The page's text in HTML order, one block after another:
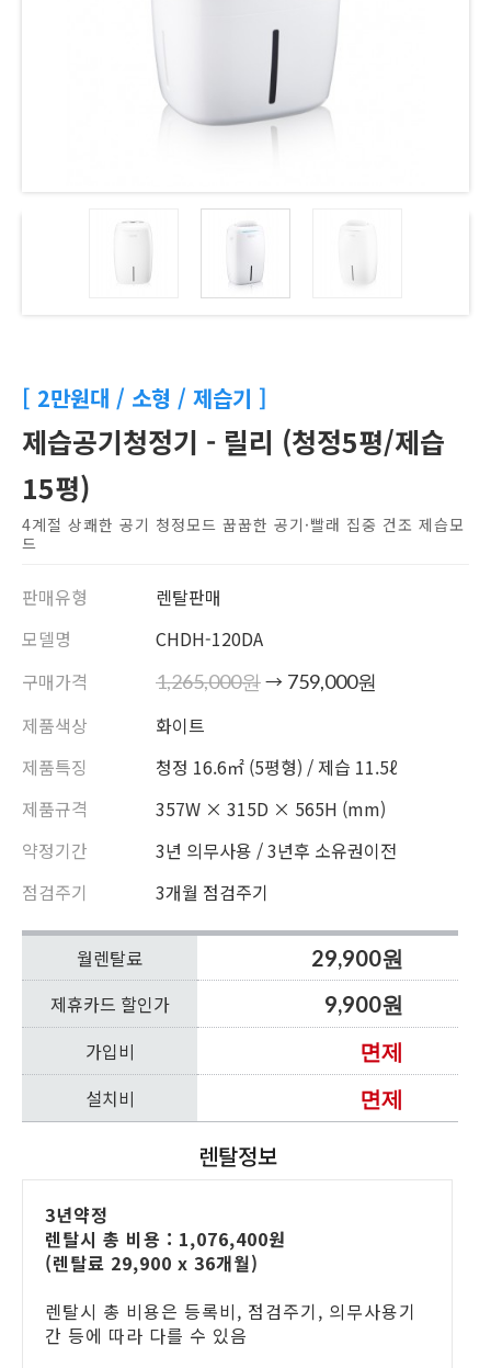
[ 2만원대 / 소형 / 제습기 ]
제습공기청정기 - 릴리 (청정5평/제습
15평)
4계절 상쾌한 공기 청정모드 꿉꿉한 공기·빨래 집중 건조 제습모
드
판매유형
렌탈판매
모델명
CHDH-120DA
구매가격
1,265,000원→ 759,000원
제품색상
화이트
제품특징
청정 16.6㎡ (5평형) / 제습 11.5ℓ
제품규격
357W × 315D × 565H (mm)
약정기간
3년 의무사용 / 3년후 소유권이전
점검주기
3개월 점검주기
월렌탈료
29,900원
제휴카드 할인가
9,900원
가입비
면제
설치비
면제
렌탈정보
3년약정
렌탈시 총 비용 : 1,076,400원
(렌탈료 29,900 x 36개월)
렌탈시 총 비용은 등록비, 점검주기, 의무사용기
간 등에 따라 다를 수 있음